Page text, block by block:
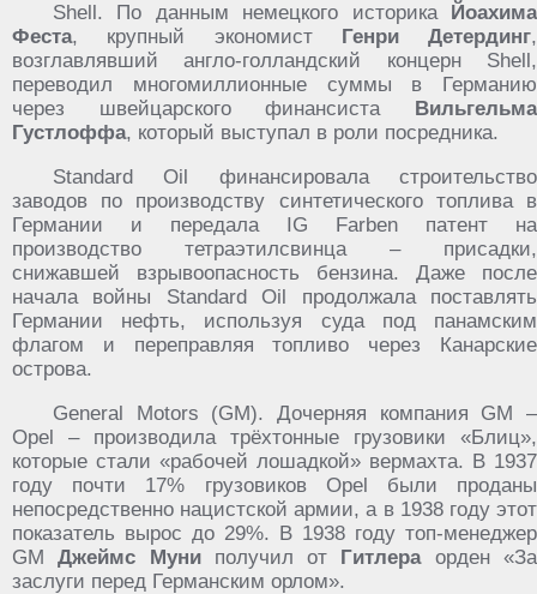
Shell. По данным немецкого историка Йоахима
Феста, крупный экономист Генри Детердинг,
возглавлявший англо-голландский концерн Shell,
переводил многомиллионные суммы в Германию
через швейцарского финансиста Вильгельма
Густлоффа, который выступал в роли посредника.
Standard Oil финансировала строительство
заводов по производству синтетического топлива в
Германии и передала IG Farben патент на
производство тетраэтилсвинца – присадки,
снижавшей взрывоопасность бензина. Даже после
начала войны Standard Oil продолжала поставлять
Германии нефть, используя суда под панамским
флагом и переправляя топливо через Канарские
острова.
General Motors (GM). Дочерняя компания GM –
Opel – производила трёхтонные грузовики «Блиц»,
которые стали «рабочей лошадкой» вермахта. В 1937
году почти 17% грузовиков Opel были проданы
непосредственно нацистской армии, а в 1938 году этот
показатель вырос до 29%. В 1938 году топ-менеджер
GMДжеймс Муниполучил от Гитлера орден «За
заслуги перед Германским орлом».